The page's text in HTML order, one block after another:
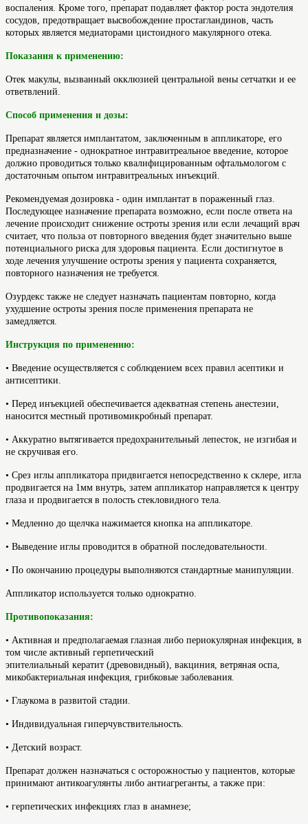
воспаления. Кроме того, препарат подавляет фактор роста эндотелия
сосудов, предотвращает высвобождение простагландинов, часть
которых является медиаторами цистоидного макулярного отека.
Показания к применению:
Отек макулы, вызванный окклюзией центральной вены сетчатки и ее
ответвлений.
Способ применения и дозы:
Препарат является имплантатом, заключенным в аппликаторе, его
предназначение - однократное интравитреальное введение, которое
должно проводиться только квалифицированным офтальмологом с
достаточным опытом интравитреальных инъекций.
Рекомендуемая дозировка - один имплантат в пораженный глаз.
Последующее назначение препарата возможно, если после ответа на
лечение происходит снижение остроты зрения или если лечащий врач
считает, что польза от повторного введения будет значительно выше
потенциального риска для здоровья пациента. Если достигнутое в
ходе лечения улучшение остроты зрения у пациента сохраняется,
повторного назначения не требуется.
Озурдекс также не следует назначать пациентам повторно, когда
ухудшение остроты зрения после применения препарата не
замедляется.
Инструкция по применению:
• Введение осуществляется с соблюдением всех правил асептики и
антисептики.
• Перед инъекцией обеспечивается адекватная степень анестезии,
наносится местный противомикробный препарат.
• Аккуратно вытягивается предохранительный лепесток, не изгибая и
не скручивая его.
• Срез иглы аппликатора придвигается непосредственно к склере, игла
продвигается на 1мм внутрь, затем аппликатор направляется к центру
глаза и продвигается в полость стекловидного тела.
• Медленно до щелчка нажимается кнопка на аппликаторе.
• Выведение иглы проводится в обратной последовательности.
• По окончанию процедуры выполняются стандартные манипуляции.
Аппликатор используется только однократно.
Противопоказания:
• Активная и предполагаемая глазная либо периокулярная инфекция, в
том числе активный герпетический
эпителиальный кератит (древовидный), вакциния, ветряная оспа,
микобактериальная инфекция, грибковые заболевания.
• Глаукома в развитой стадии.
• Индивидуальная гиперчувствительность.
• Детский возраст.
Препарат должен назначаться с осторожностью у пациентов, которые
принимают антикоагулянты либо антиагреганты, а также при:
• герпетических инфекциях глаз в анамнезе;